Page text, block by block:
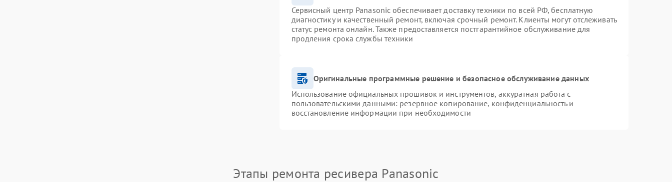
Сервисный центр Panasonic обеспечивает доставку техники по всей РФ, бесплатную
диагностику и качественный ремонт, включая срочный ремонт. Клиенты могут отслеживать
статус ремонта онлайн. Также предоставляется постгарантийное обслуживание для
продления срока службы техники
Оригинальные программные решение и безопасное обслуживание данных
Использование официальных прошивок и инструментов, аккуратная работа с
пользовательскими данными: резервное копирование, конфиденциальность и
восстановление информации при необходимости
Этапы ремонта ресивера Panasonic